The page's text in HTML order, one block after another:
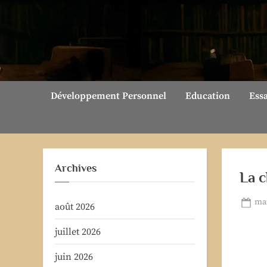
Développement Personnel Education
La
Archives
août 2026
juillet 2026
juin 2026